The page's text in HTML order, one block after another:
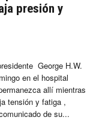
presión y
George H.W.
en el hospital
allí mientras
tensión y fatiga ,
de su...